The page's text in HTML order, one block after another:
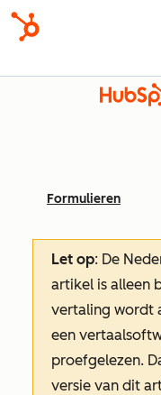
Formulieren
Let op: De
artikel is alleen
vertaling wordt
een
proefgelezen.
versie van dit